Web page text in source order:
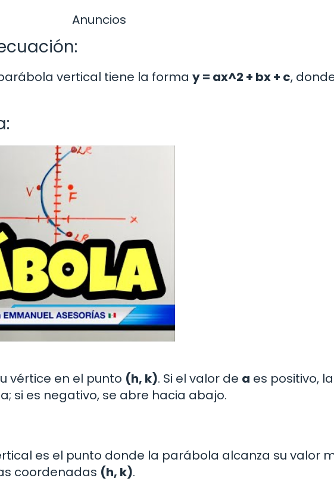
Anuncios
vertical tiene la forma y = ax^2 + bx + c,
vértice en el punto (h, k). Si el valor de a es positivo, la
si es negativo, se abre hacia abajo.
es el punto donde la parábola alcanza su valor
coordenadas (h, k).